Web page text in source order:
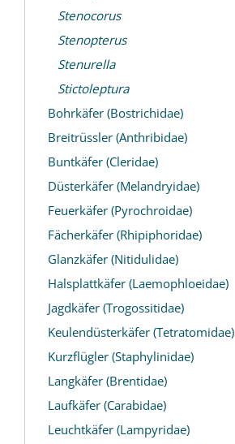
Stenocorus
Stenopterus
Stenurella
Stictoleptura
Bohrkäfer (Bostrichidae)
Breitrüssler (Anthribidae)
Buntkäfer (Cleridae)
Düsterkäfer (Melandryidae)
Feuerkäfer (Pyrochroidae)
Fächerkäfer (Rhipiphoridae)
Glanzkäfer (Nitidulidae)
Halsplattkäfer (Laemophloeidae)
Jagdkäfer (Trogossitidae)
Keulendüsterkäfer (Tetratomidae)
Kurzflügler (Staphylinidae)
Langkäfer (Brentidae)
Laufkäfer (Carabidae)
Leuchtkäfer (Lampyridae)